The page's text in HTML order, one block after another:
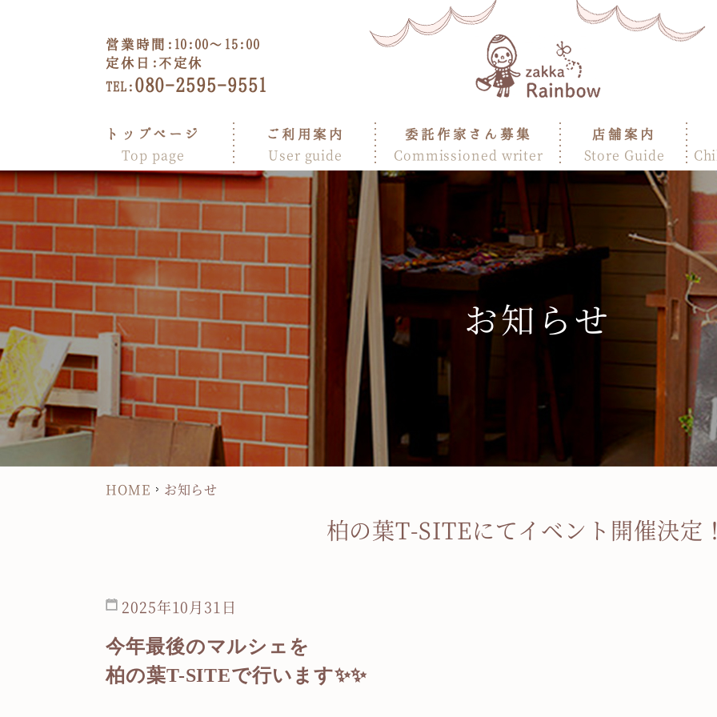
営業時間: 10:00～15:00
定休日: 不定休
TEL: 080-2595-9551
トップページ
Top page
ご利用案内
User guide
委託作家さん募集
Commissioned writer
店舗案内
Store Guide
お知らせ
HOME お知らせ
柏の葉T-SITEにてイベント開催決定
2025年10月31日
今年最後のマルシェを
柏の葉T-SITEで行います✨✨